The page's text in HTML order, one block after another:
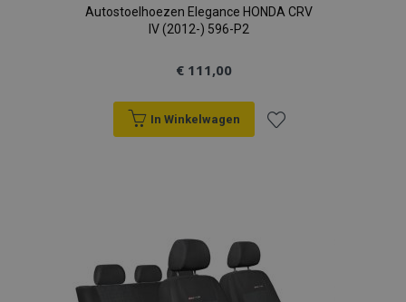
Autostoelhoezen Elegance HONDA CRV
IV (2012-) 596-P2
€ 111,00
In Winkelwagen
verlanglijst